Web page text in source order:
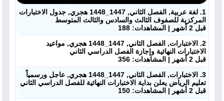
1. لغة عربية, الفصل الثاني, 1447_1448 هجري, جدول الاختبارات
المركزية للصفوف الثالث والسادس والثالث المتوسط
قبل 2 أشهر | المشاهدات: 188
2. الاختبارات, الفصل الثاني, 1447_1448 هجري, مواعيد
الاختبارات النهائية وإجازة الفصل الدراسي الثاني
قبل 2 أشهر | المشاهدات: 356
3. الاختبارات, الفصل الثاني, 1447_1448 هجري, عاجل ورسمياً
تعليم الرياض يعلن بداية الاختبارات النهائية للفصل الدراسي الثاني
قبل 2 أشهر | المشاهدات: 150